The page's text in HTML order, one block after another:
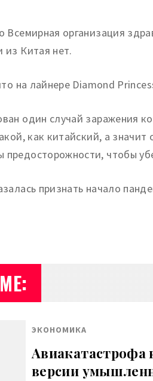
организация
из Китая нет.
на лайнере Diamond
один случай заражения
как китайский, а значит
чтобы
признать начало
ЭКОНОМИКА
Авиакатастрофа
версии